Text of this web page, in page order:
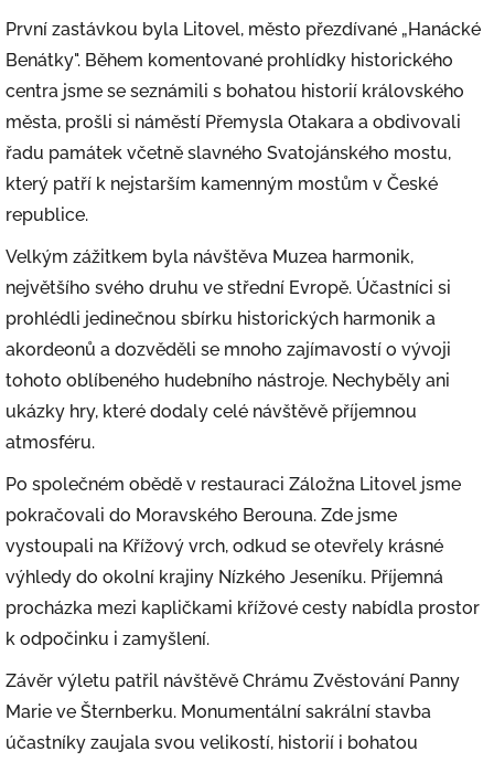
První zastávkou byla Litovel, město přezdívané „Hanácké
Benátky". Během komentované prohlídky historického
centra jsme se seznámili s bohatou historií královského
města, prošli si náměstí Přemysla Otakara a obdivovali
řadu památek včetně slavného Svatojánského mostu,
který patří k nejstarším kamenným mostům v České
republice.
Velkým zážitkem byla návštěva Muzea harmonik,
největšího svého druhu ve střední Evropě. Účastníci si
prohlédli jedinečnou sbírku historických harmonik a
akordeonů a dozvěděli se mnoho zajímavostí o vývoji
tohoto oblíbeného hudebního nástroje. Nechyběly ani
ukázky hry, které dodaly celé návštěvě příjemnou
atmosféru.
Po společném obědě v restauraci Záložna Litovel jsme
pokračovali do Moravského Berouna. Zde jsme
vystoupali na Křížový vrch, odkud se otevřely krásné
výhledy do okolní krajiny Nízkého Jeseníku. Příjemná
procházka mezi kapličkami křížové cesty nabídla prostor
k odpočinku i zamyšlení.
Závěr výletu patřil návštěvě Chrámu Zvěstování Panny
Marie ve Šternberku. Monumentální sakrální stavba
účastníky zaujala svou velikostí, historií i bohatou